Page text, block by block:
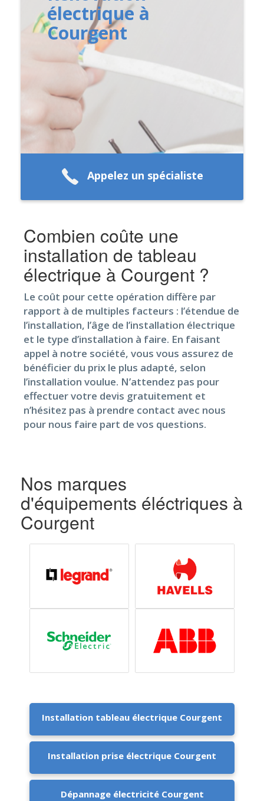
électrique à
Courgent
Appelez un spécialiste
Combien coûte une
installation de tableau
électrique à Courgent ?
Le coût pour cette opération diffère par
rapport à de multiples facteurs : l’étendue de
l’installation, l’âge de l’installation électrique
et le type d’installation à faire. En faisant
appel à notre société, vous vous assurez de
bénéficier du prix le plus adapté, selon
l’installation voulue. N’attendez pas pour
effectuer votre devis gratuitement et
n’hésitez pas à prendre contact avec nous
pour nous faire part de vos questions.
Nos marques
d'équipements éléctriques à
Courgent
Installation tableau électrique Courgent
Installation prise électrique Courgent
Dépannage électricité Courgent